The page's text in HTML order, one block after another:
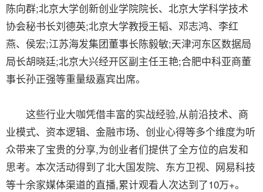
陈向群;北京大学创新创业学院院长、北京大学科学技术
协会秘书长刘德英;北京大学教授王韬、邓志鸿、李红
燕、侯宏;江苏海发集团董事长陈毅敏;天津河东区数据局
局长胡晓廷;北京大兴经开区副主任王艳;合肥中科亚商董
事长孙正强等重量级嘉宾出席。
这些行业大咖凭借丰富的实战经验,从前沿技术、商
业模式、资本逻辑、金融市场、创业心得等多个维度为听
众带来了宝贵的分享,为创业者们提供了全方位的启发和
思考。本次活动得到了北大国发院、东方卫视、网易科技
等十余家媒体渠道的直播,累计观看人次达到了10万+。